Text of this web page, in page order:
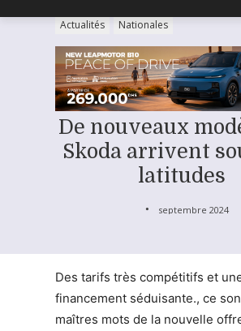
Actualités Nationales
De nouveaux
Skoda arrivent
latitudes
septembre 2024
Des tarifs très compétitifs et
financement séduisante., ce
maîtres mots de la nouvelle